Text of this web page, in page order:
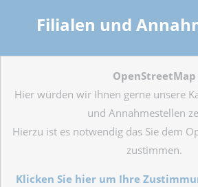
Filialen und
OpenStreetMap
Hier würden wir Ihnen gerne unsere
und Annahmestellen
Hierzu ist es notwendig das Sie dem
zustimmen.
Klicken Sie hier um Ihre